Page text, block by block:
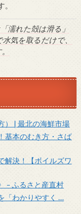
濡れた殻は滑る」
気を取るだけで、
） | 最北の海鮮市場
基本のむき方・さば
解決！【ボイルズワ
– ふるさと産直村
「わかりやすく …